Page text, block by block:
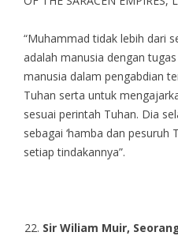
“Muhammad tidak lebih dari
adalah manusia dengan
manusia dalam pengabdian
Tuhan serta untuk
sesuai perintah Tuhan. Dia
sebagai ‘hamba dan pesuruh
setiap tindakannya”.
Sir Wiliam Muir,